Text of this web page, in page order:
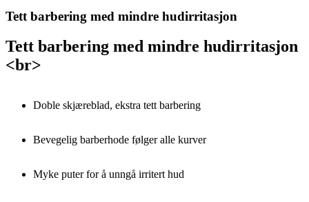
Tett barbering med mindre hudirritasjon
Tett barbering med mindre hudirritasjon
<br>
Doble skjæreblad, ekstra tett barbering
Bevegelig barberhode følger alle kurver
Myke puter for å unngå irritert hud